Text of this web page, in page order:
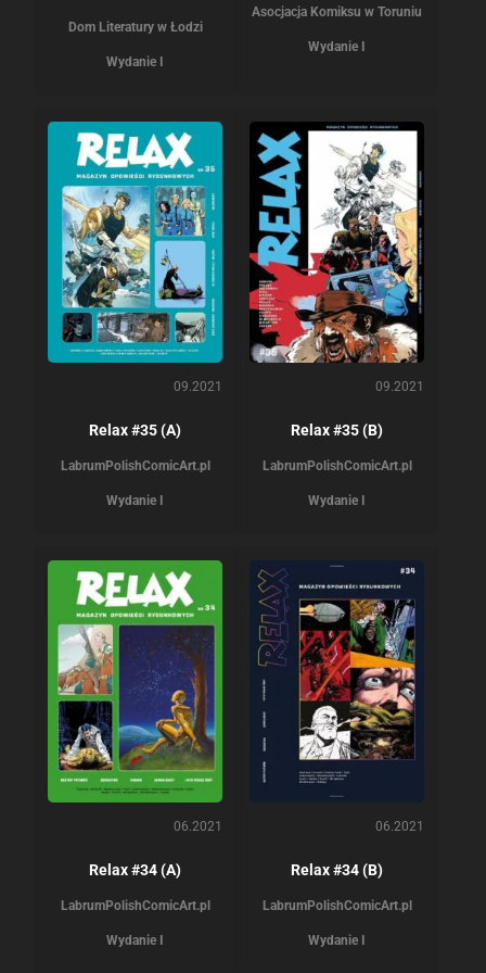
Dom Literatury w Łodzi
Wydanie I
Asocjacja Komiksu w Toruniu
Wydanie I
09.2021
Relax #35 (A)
LabrumPolishComicArt.pl
Wydanie I
09.2021
Relax #35 (B)
LabrumPolishComicArt.pl
Wydanie I
06.2021
Relax #34 (A)
LabrumPolishComicArt.pl
Wydanie I
06.2021
Relax #34 (B)
LabrumPolishComicArt.pl
Wydanie I